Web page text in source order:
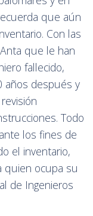
que aún
Con las
que le han
fallecido,
años después y
Todo
los fines de
el inventario,
quien ocupa su
de Ingenieros